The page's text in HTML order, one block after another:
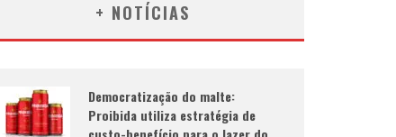
+ NOTÍCIAS
Democratização do malte:
Proibida utiliza estratégia de